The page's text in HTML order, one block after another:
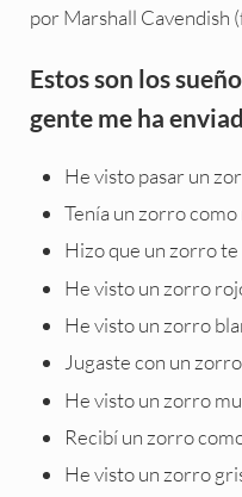
por Marshall Cavendish
Estos son los
gente me ha
He visto pasar un
Tenía un zorro como
Hizo que un zorro
He visto un zorro
He visto un zorro
Jugaste con un
He visto un zorro
Recibí un zorro
He visto un zorro